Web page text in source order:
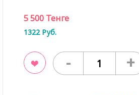
5 500 Тенге
1322 Руб.
- +